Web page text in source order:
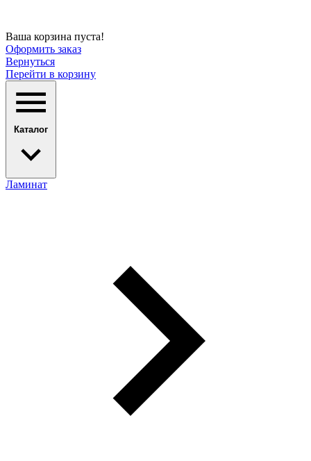
Ваша корзина пуста!
Оформить заказ
Вернуться
Перейти в корзину
Каталог
Ламинат